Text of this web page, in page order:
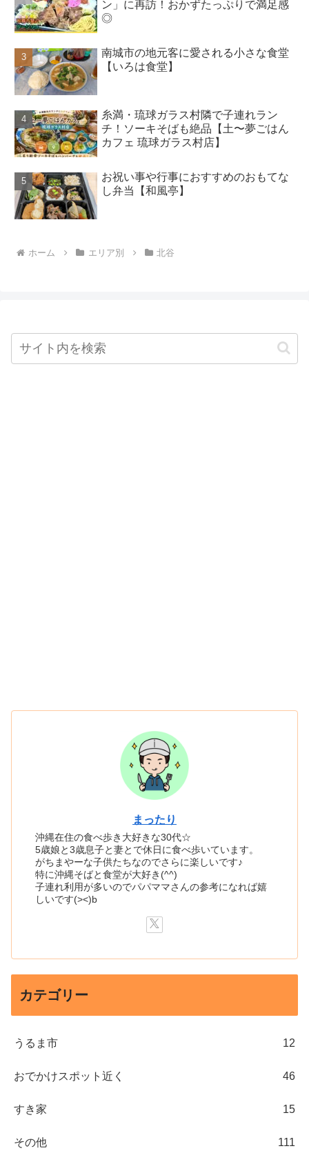
ン」に再訪！おかずたっぷりで満足感
◎
南城市の地元客に愛される小さな食堂
【いろは食堂】
糸満・琉球ガラス村隣で子連れラン
チ！ソーキそばも絶品【土〜夢ごはん
カフェ 琉球ガラス村店】
お祝い事や行事におすすめのおもてな
し弁当【和風亭】
ホーム エリア別 北谷
まったり
沖縄在住の食べ歩き大好きな30代☆
5歳娘と3歳息子と妻とで休日に食べ歩いています。
がちまやーな子供たちなのでさらに楽しいです♪
特に沖縄そばと食堂が大好き(^^)
子連れ利用が多いのでパパママさんの参考になれば嬉
しいです(><)b
カテゴリー
うるま市 12
おでかけスポット近く 46
すき家 15
その他 111